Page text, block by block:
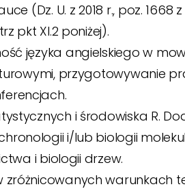
(Dz. U. z 2018 r., poz.
pkt XI.2 poniżej).
języka angielskiego w
przygotowywanie
i środowiska R.
i/lub biologii
i biologii drzew.
zróżnicowanych warunkach